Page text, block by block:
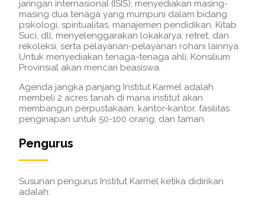
jaringan internasional (ISIS); menyediakan masing-
masing dua tenaga yang mumpuni dalam bidang
psikologi, spiritualitas, manajemen pendidikan, Kitab
Suci, dll; menyelenggarakan lokakarya, retret, dan
rekoleksi, serta pelayanan-pelayanan rohani lainnya.
Untuk menyediakan tenaga-tenaga ahli, Konsilium
Provinsial akan mencari beasiswa.
Agenda jangka panjang Institut Karmel adalah
membeli 2 acres tanah di mana institut akan
membangun perpustakaan, kantor-kantor, fasilitas
penginapan untuk 50-100 orang, dan taman.
Pengurus
Susunan pengurus Institut Karmel ketika didirikan
adalah: